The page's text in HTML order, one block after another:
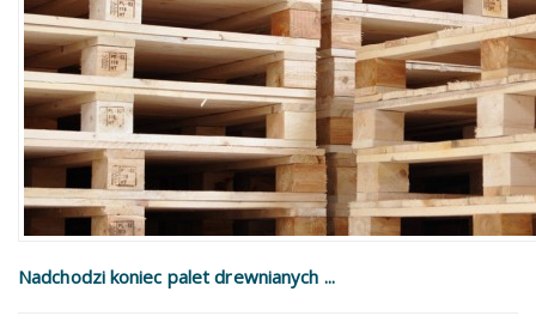
Nadchodzi koniec palet drewnianych ...